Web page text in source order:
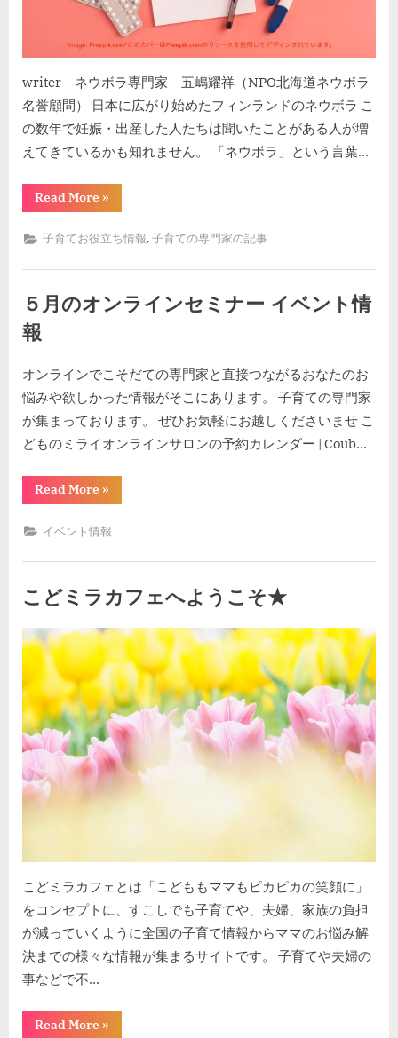
writer ネウボラ専門家 五嶋耀祥（NPO北海道ネウボラ
名誉顧問） 日本に広がり始めたフィンランドのネウボラ こ
の数年で妊娠・出産した人たちは聞いたことがある人が増
えてきているかも知れません。 「ネウボラ」という言葉…
Read More“こ
が
ま
な
フ
ィ
の
ネ
ウ
ボ
ラ
と
そ
テ
ム”
»
子育てお役立ち情報,子育ての専門家の記事
５月のオンラインセミナー イベント情
報
on
オンラインでこそだての専門家と直接つながるおなたのお
悩みや欲しかった情報がそこにあります。 子育ての専門家
が集まっております。 ぜひお気軽にお越しくださいませ こ
どものミライオンラインサロンの予約カレンダー | Coub…
Read More“５
月
オ
ン
イ
ミ
ー
イ
ベ
ン
ト
情
報”
»
イベント情報
こどミラカフェへようこそ★
Posted
on
2023年5月10日
By
kodomira-cafe-admin
こどミラカフェとは「こどももママもピカピカの笑顔に」
をコンセプトに、すこしでも子育てや、夫婦、家族の負担
が減っていくように全国の子育て情報からママのお悩み解
決までの様々な情報が集まるサイトです。 子育てや夫婦の
事などで不…
Read More“こ
»